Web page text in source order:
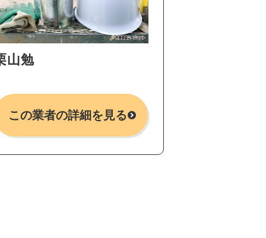
山勉
この業者の詳細を見る